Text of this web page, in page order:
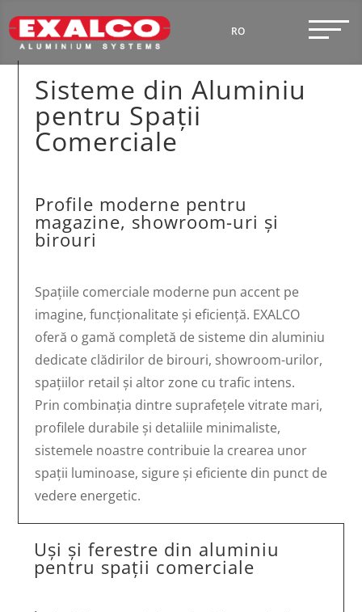
Sisteme din Aluminiu
pentru Spații
Comerciale
Profile moderne pentru
magazine, showroom-uri și
birouri
Spațiile comerciale moderne pun accent pe
imagine, funcționalitate și eficiență. EXALCO
oferă o gamă completă de sisteme din aluminiu
dedicate clădirilor de birouri, showroom-urilor,
spațiilor retail și altor zone cu trafic intens.
Prin combinația dintre suprafețele vitrate mari,
profilele durabile și detaliile minimaliste,
sistemele noastre contribuie la crearea unor
spații luminoase, sigure și eficiente din punct de
vedere energetic.
Uși și ferestre din aluminiu
pentru spații comerciale
RO